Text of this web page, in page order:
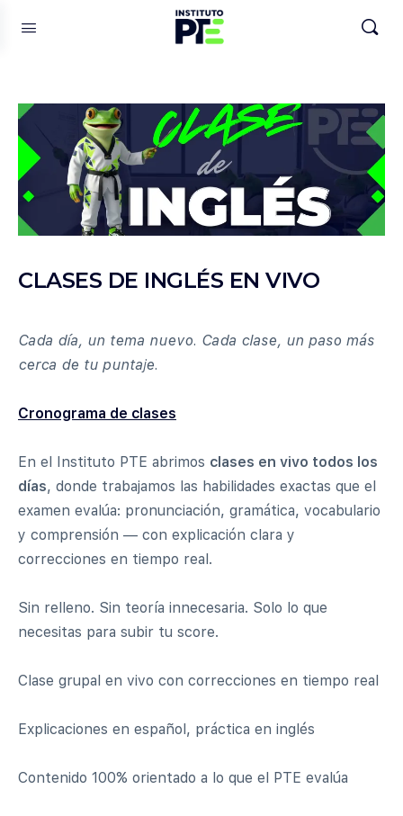
CLASES DE INGLÉS EN VIVO
Cada día, un tema nuevo. Cada clase, un paso más
cerca de tu puntaje.
Cronograma de clases
En el Instituto PTE abrimos clases en vivo todos los
días, donde trabajamos las habilidades exactas que el
examen evalúa: pronunciación, gramática, vocabulario
y comprensión — con explicación clara y
correcciones en tiempo real.
Sin relleno. Sin teoría innecesaria. Solo lo que
necesitas para subir tu score.
Clase grupal en vivo con correcciones en tiempo real
Explicaciones en español, práctica en inglés
Contenido 100% orientado a lo que el PTE evalúa